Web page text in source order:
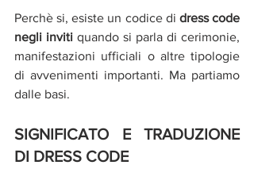
Perchè si, esiste un codice di dress code
negli inviti quando si parla di cerimonie,
manifestazioni ufficiali o altre tipologie
di avvenimenti importanti. Ma partiamo
dalle basi.
SIGNIFICATO E TRADUZIONE
DI DRESS CODE